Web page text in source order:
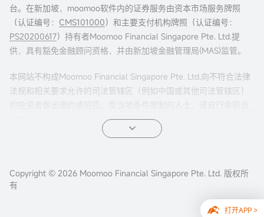
打开APP >
台。在新加坡，moomoo软件内的证券服务由资本市场服务牌照
（认证编号： CMS101000）和主要支付机构牌照（认证编号：
PS20200617）持有者Moomoo Financial Singapore Pte. Ltd.提
供，具有豁免金融顾问资格，并由新加坡金融管理局(MAS)监管。
本网站不构成Moomoo Financial Singapore Pte. Ltd.向不符合法律
法规和相关要求允许的司法管辖区（例如中国或其他司法管辖区）
问本网站的风险，并且您有责任遵守当地法律。
公司地址：新加坡滨海湾金融中心二座#31-01 moomoo证
Copyright © 2026 Moomoo Financial Singapore Pte. Ltd. 版权所
有